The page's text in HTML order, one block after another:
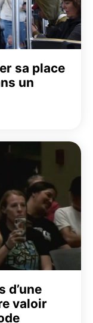
sa place
un
d’une
valoir